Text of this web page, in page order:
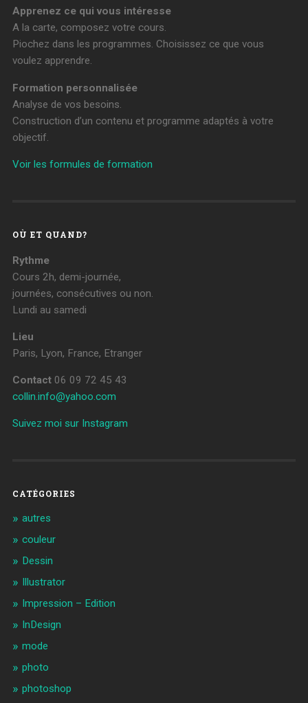
Apprenez ce qui vous intéresse
A la carte, composez votre cours.
Piochez dans les programmes. Choisissez ce que vous
voulez apprendre.
Formation personnalisée
Analyse de vos besoins.
Construction d’un contenu et programme adaptés à votre
objectif.
Voir les formules de formation
OÙ ET QUAND?
Rythme
Cours 2h, demi-journée,
journées, consécutives ou non.
Lundi au samedi
Lieu
Paris, Lyon, France, Etranger
Contact 06 09 72 45 43
collin.info@yahoo.com
Suivez moi sur Instagram
CATÉGORIES
autres
couleur
Dessin
Illustrator
Impression – Edition
InDesign
mode
photo
photoshop